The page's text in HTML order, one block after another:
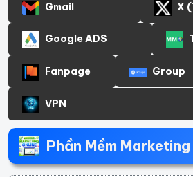
Gmail X
Google ADS
Fanpage Group
VPN
Phần Mềm Marketing